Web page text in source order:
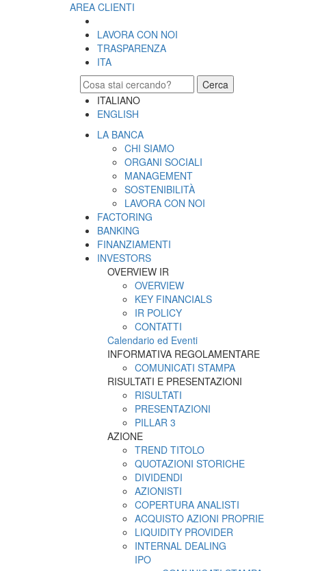
AREA CLIENTI
LAVORA CON NOI
TRASPARENZA
ITA
Cerca
ITALIANO
ENGLISH
LA BANCA
CHI SIAMO
ORGANI SOCIALI
MANAGEMENT
SOSTENIBILITÀ
LAVORA CON NOI
FACTORING
BANKING
FINANZIAMENTI
INVESTORS
OVERVIEW IR
OVERVIEW
KEY FINANCIALS
IR POLICY
CONTATTI
Calendario ed Eventi
INFORMATIVA REGOLAMENTARE
COMUNICATI STAMPA
RISULTATI E PRESENTAZIONI
RISULTATI
PRESENTAZIONI
PILLAR 3
AZIONE
TREND TITOLO
QUOTAZIONI STORICHE
DIVIDENDI
AZIONISTI
COPERTURA ANALISTI
ACQUISTO AZIONI PROPRIE
LIQUIDITY PROVIDER
INTERNAL DEALING
IPO